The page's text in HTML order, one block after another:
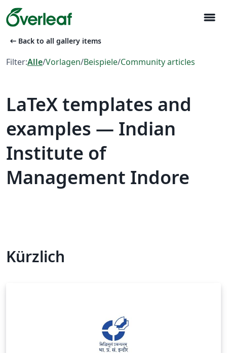
menu
arrow_left_alt Back to all gallery items
Filter:Alle/Vorlagen/Beispiele/Community articles
LaTeX templates and
examples — Indian
Institute of
Management Indore
Kürzlich